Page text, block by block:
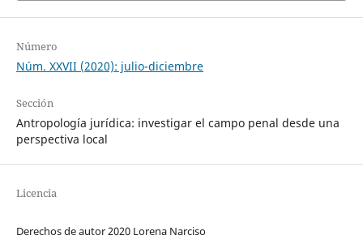
Número
Núm. XXVII (2020): julio-diciembre
Sección
Antropología jurídica: investigar el campo penal desde una
perspectiva local
Licencia
Derechos de autor 2020 Lorena Narciso